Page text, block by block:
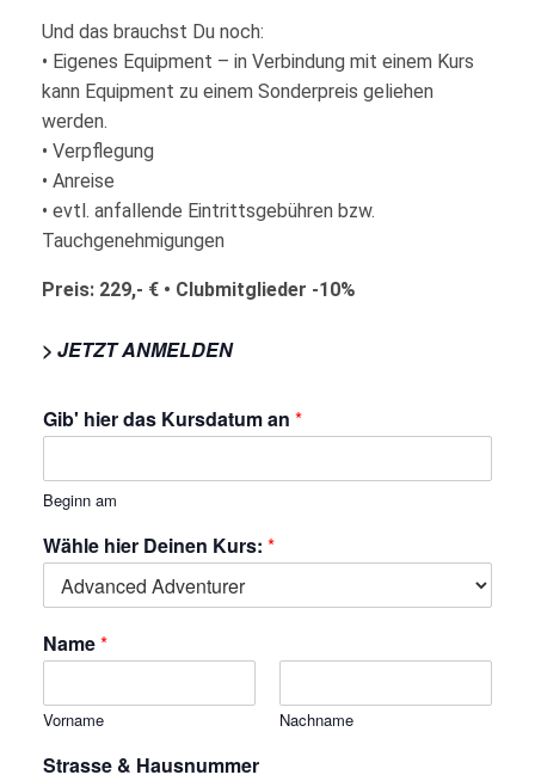
Und das brauchst Du noch:
• Eigenes Equipment – in Verbindung mit einem Kurs
kann Equipment zu einem Sonderpreis geliehen
werden.
• Verpflegung
• Anreise
• evtl. anfallende Eintrittsgebühren bzw.
Tauchgenehmigungen
Preis: 229,- € • Clubmitglieder -10%
> JETZT ANMELDEN
Gib' hier das Kursdatum an *
Beginn am
Wähle hier Deinen Kurs: *
Name*
Vorname Nachname
Strasse & Hausnummer